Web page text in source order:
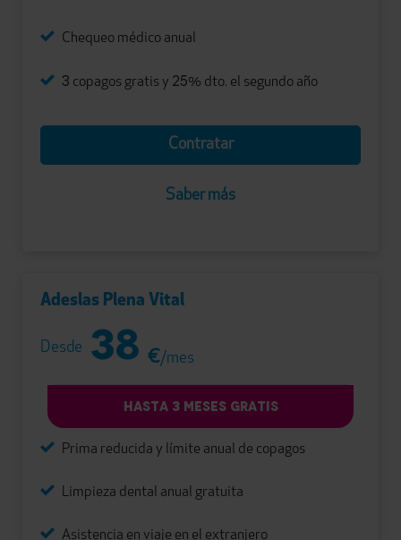
Chequeo médico anual
3 copagos gratis y 25% dto. el segundo año
Contratar
Saber más
Adeslas Plena Vital
Desde 38 €/mes
HASTA 3 MESES GRATIS
Prima reducida y límite anual de copagos
Limpieza dental anual gratuita
Asistencia en viaje en el extranjero